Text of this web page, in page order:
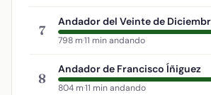
7
Andador del Veinte de
798 m·11 min andando
8
Andador de Francisco Íñiguez
804 m·11 min andando